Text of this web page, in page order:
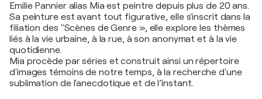
Emilie Pannier alias Mia est peintre depuis plus de 20 ans.
Sa peinture est avant tout figurative, elle s'inscrit dans la
filiation des "Scènes de Genre », elle explore les thèmes
liés à la vie urbaine, à la rue, à son anonymat et à la vie
quotidienne.
Mia procède par séries et construit ainsi un répertoire
d'images témoins de notre temps, à la recherche d'une
sublimation de l'anecdotique et de l’instant.